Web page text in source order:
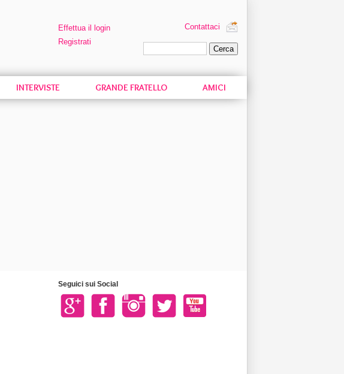
Effettua il login
Registrati
Contattaci
INTERVISTE GRANDE FRATELLO AMICI
Seguici sui Social